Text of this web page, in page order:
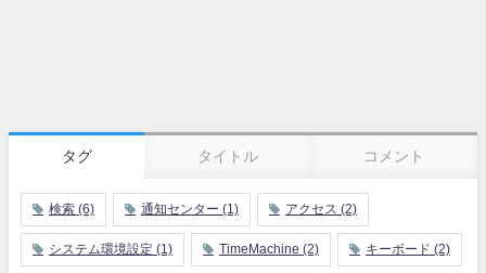
タグ タイトル コメント
検索 (6) 通知センター (1) アクセス (2)
システム環境設定 (1) TimeMachine (2) キーボード (2)